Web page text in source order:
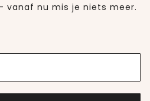
vanaf nu mis je niets meer.